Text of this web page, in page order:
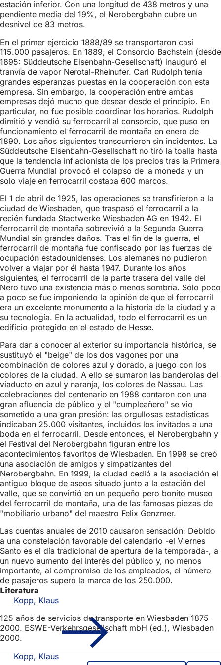
estación inferior. Con una longitud de 438 metros y una
pendiente media del 19%, el Nerobergbahn cubre un
desnivel de 83 metros.
En el primer ejercicio 1888/89 se transportaron casi
115.000 pasajeros. En 1889, el Consorcio Bachstein (desde
1895: Süddeutsche Eisenbahn-Gesellschaft) inauguró el
tranvía de vapor Nerotal-Rheinufer. Carl Rudolph tenía
grandes esperanzas puestas en la cooperación con esta
empresa. Sin embargo, la cooperación entre ambas
empresas dejó mucho que desear desde el principio. En
particular, no fue posible coordinar los horarios. Rudolph
dimitió y vendió su ferrocarril al consorcio, que puso en
funcionamiento el ferrocarril de montaña en enero de
1890. Los años siguientes transcurrieron sin incidentes. La
Süddeutsche Eisenbahn-Gesellschaft no tiró la toalla hasta
que la tendencia inflacionista de los precios tras la Primera
Guerra Mundial provocó el colapso de la moneda y un
solo viaje en ferrocarril costaba 600 marcos.
El 1 de abril de 1925, las operaciones se transfirieron a la
ciudad de Wiesbaden, que traspasó el ferrocarril a la
recién fundada Stadtwerke Wiesbaden AG en 1942. El
ferrocarril de montaña sobrevivió a la Segunda Guerra
Mundial sin grandes daños. Tras el fin de la guerra, el
ferrocarril de montaña fue confiscado por las fuerzas de
ocupación estadounidenses. Los alemanes no pudieron
volver a viajar por él hasta 1947. Durante los años
siguientes, el ferrocarril de la parte trasera del valle del
Nero tuvo una existencia más o menos sombría. Sólo poco
a poco se fue imponiendo la opinión de que el ferrocarril
era un excelente monumento a la historia de la ciudad y a
su tecnología. En la actualidad, todo el ferrocarril es un
edificio protegido en el estado de Hesse.
Para dar a conocer al exterior su importancia histórica, se
sustituyó el "beige" de los dos vagones por una
combinación de colores azul y dorado, a juego con los
colores de la ciudad. A ello se sumaron las banderolas del
viaducto en azul y naranja, los colores de Nassau. Las
celebraciones del centenario en 1988 contaron con una
gran afluencia de público y el "cumpleañero" se vio
sometido a una gran presión: las orgullosas estadísticas
indicaban 25.000 visitantes, incluidos los invitados a una
boda en el ferrocarril. Desde entonces, el Nerobergbahn y
el Festival del Nerobergbahn figuran entre los
acontecimientos favoritos de Wiesbaden. En 1998 se creó
una asociación de amigos y simpatizantes del
Nerobergbahn. En 1999, la ciudad cedió a la asociación el
antiguo bloque de aseos situado junto a la estación del
valle, que se convirtió en un pequeño pero bonito museo
del ferrocarril de montaña, una de las famosas piezas de
"mobiliario urbano" del maestro Felix Genzmer.
Las cuentas anuales de 2010 causaron sensación: Debido
a una constelación favorable del calendario -el Viernes
Santo es el día tradicional de apertura de la temporada-, a
un nuevo aumento del interés del público y, no menos
importante, al compromiso de los empleados, el número
de pasajeros superó la marca de los 250.000.
Literatura
Kopp, Klaus
125 años de servicios de transporte en Wiesbaden 1875-
2000. ESWE-Verkehrsgesellschaft mbH (ed.), Wiesbaden
2000.
Kopp, Klaus